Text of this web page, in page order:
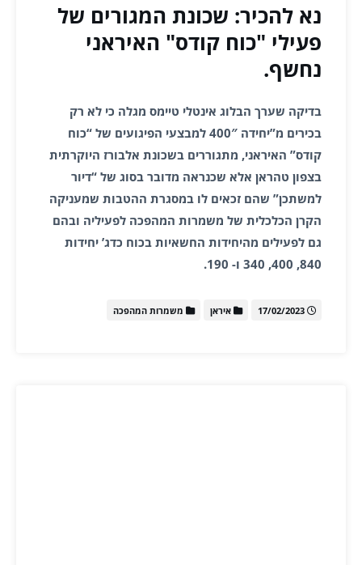
נא להכיר: שכונת המגורים של
פעילי "כוח קודס" האיראני
נחשף.
בדיקה שערך הבלוג אינטלי טיימס מגלה כי לא רק
בכירים מ”יחידה 400″ למבצעי הפיגועים של “כוח
קודס” האיראני, מתגוררים בשכונת אלבורז היוקרתית
בצפון טהראן אלא שכנראה מדובר בסוג של “דיור
למשתכן” שהם זכאים לו במסגרת ההטבות שמעניקה
הקרן הכלכלית של משמרות המהפכה לפעיליה ובהם
גם לפעילים מהיחידות החשאיות בכוח כדג’ יחידות
840, 400, 340 ו- 190.
17/02/2023 איראן משמרות המהפכה